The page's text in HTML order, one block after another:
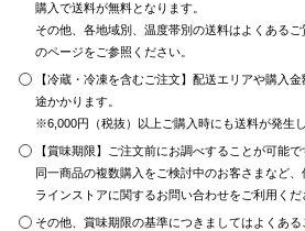
購入で送料が無料となります。
その他、各地域別、温度帯別の送料はよくあるご
のページをご参照ください。
【冷蔵・冷凍を含むご注文】配送エリアや購入
途かかります。
※6,000円（税抜）以上ご購入時にも送料が発生
【賞味期限】ご注文前にお調べすることが可能で
同一商品の複数購入をご検討中のお客さまなど
ラインストアに関するお問い合わせをご利用くだ
その他、賞味期限の基準につきましてはよくある